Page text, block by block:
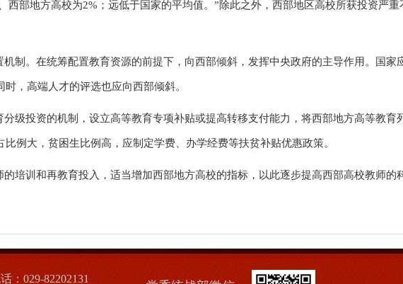
部地方高校为2%；远低于国家的平均值。”除此之外，西部地区高校所获投资严重
制。在统筹配置教育资源的前提下，向西部倾斜，发挥中央政府的主导作用。国家
，高端人才的评选也应向西部倾斜。
级投资的机制，设立高等教育专项补贴或提高转移支付能力，将西部地方高等教育
例大，贫困生比例高，应制定学费、办学经费等扶贫补贴优惠政策。
培训和再教育投入，适当增加西部地方高校的指标，以此逐步提高西部高校教师的
：029-82202131